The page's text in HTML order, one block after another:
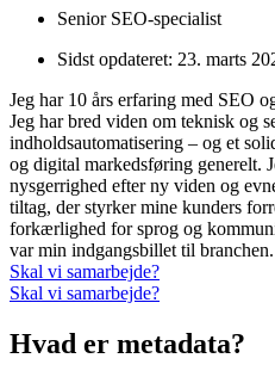
Senior SEO-specialist
Sidst opdateret: 23. marts
Jeg har 10 års erfaring med SEO
Jeg har bred viden om teknisk og
indholdsautomatisering – og et
og digital markedsføring generelt.
nysgerrighed efter ny viden og
tiltag, der styrker mine kunders
forkærlighed for sprog og
var min indgangsbillet til branchen.
Skal vi samarbejde?
Skal vi samarbejde?
Hvad er metadata?